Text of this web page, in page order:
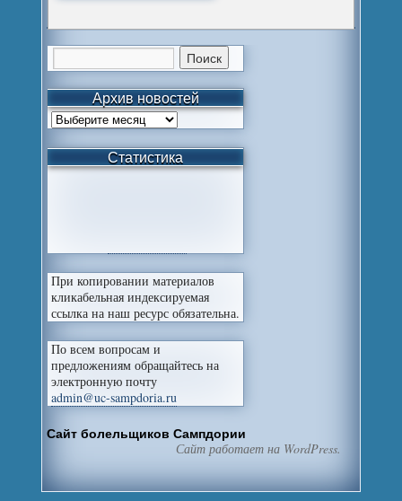
Архив новостей
Статистика
При копировании материалов
кликабельная индексируемая
ссылка на наш ресурс обязательна.
По всем вопросам и
предложениям обращайтесь на
электронную почту
admin@uc-sampdoria.ru
Сайт болельщиков Сампдории
Сайт работает на WordPress.